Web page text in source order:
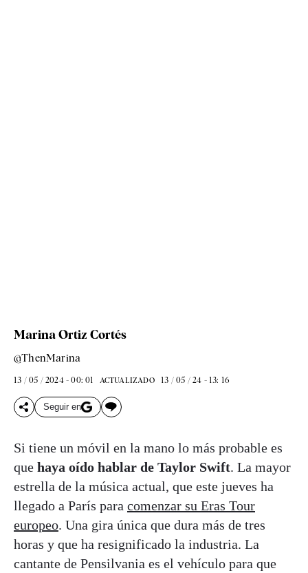
Marina Ortiz Cortés
@ThenMarina
13 / 05 / 2024 - 00: 01 ACTUALIZADO 13 / 05 / 24 - 13: 16
Seguir en
Si tiene un móvil en la mano lo más probable es
que haya oído hablar de Taylor Swift. La mayor
estrella de la música actual, que este jueves ha
llegado a París para comenzar su Eras Tour
europeo. Una gira única que dura más de tres
horas y que ha resignificado la industria. La
cantante de Pensilvania es el vehículo para que